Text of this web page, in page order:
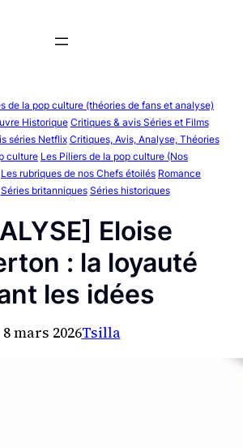
de la pop culture (théories de fans et analyse)
Historique Critiques & avis Séries et Films
séries Netflix Critiques, Avis, Analyse, Théories
culture Les Piliers de la pop culture (Nos
Les rubriques de nos Chefs étoilés Romance
Séries britanniques Séries historiques
Eloise
: la loyauté
les idées
8 mars 2026Tsilla